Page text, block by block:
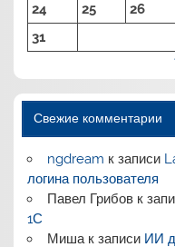
24
25 26
31
Свежие комментарии
ngdream к записи
логина пользователя
Павел Грибовк
1С
Мишак записи ИИ